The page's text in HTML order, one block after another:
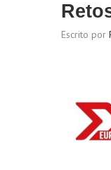
Escrito por